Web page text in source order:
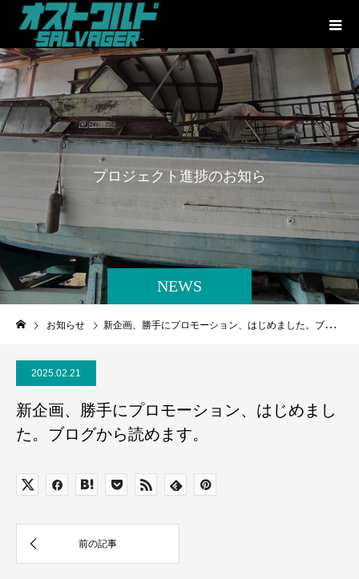
NEWS
プロジェクト進捗のお知らせ
お知らせ 新企画、勝手にプロモーション、はじめました。ブログから読めます。
2025.02.21
新企画、勝手にプロモーション、はじめまし
た。ブログから読めます。